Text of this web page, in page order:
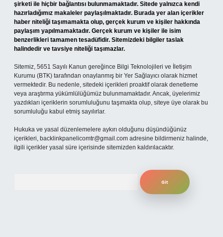
şirketi ile hiçbir bağlantısı bulunmamaktadır. Sitede yalnızca kendi
hazırladığımız makaleler paylaşılmaktadır. Burada yer alan içerikler
haber niteliği taşımamakta olup, gerçek kurum ve kişiler hakkında
paylaşım yapılmamaktadır. Gerçek kurum ve kişiler ile isim
benzerlikleri tamamen tesadüfidir. Sitemizdeki bilgiler taslak
halindedir ve tavsiye niteliği taşımazlar.
Sitemiz, 5651 Sayılı Kanun gereğince Bilgi Teknolojileri ve İletişim
Kurumu (BTK) tarafından onaylanmış bir Yer Sağlayıcı olarak hizmet
vermektedir. Bu nedenle, sitedeki içerikleri proaktif olarak denetleme
veya araştırma yükümlülüğümüz bulunmamaktadır. Ancak, üyelerimiz
yazdıkları içeriklerin sorumluluğunu taşımakta olup, siteye üye olarak bu
sorumluluğu kabul etmiş sayılırlar.
Hukuka ve yasal düzenlemelere aykırı olduğunu düşündüğünüz
içerikleri, backlinkpanelicomtr@gmail.com adresine bildirmeniz halinde,
ilgili içerikler yasal süre içerisinde sitemizden kaldırılacaktır.